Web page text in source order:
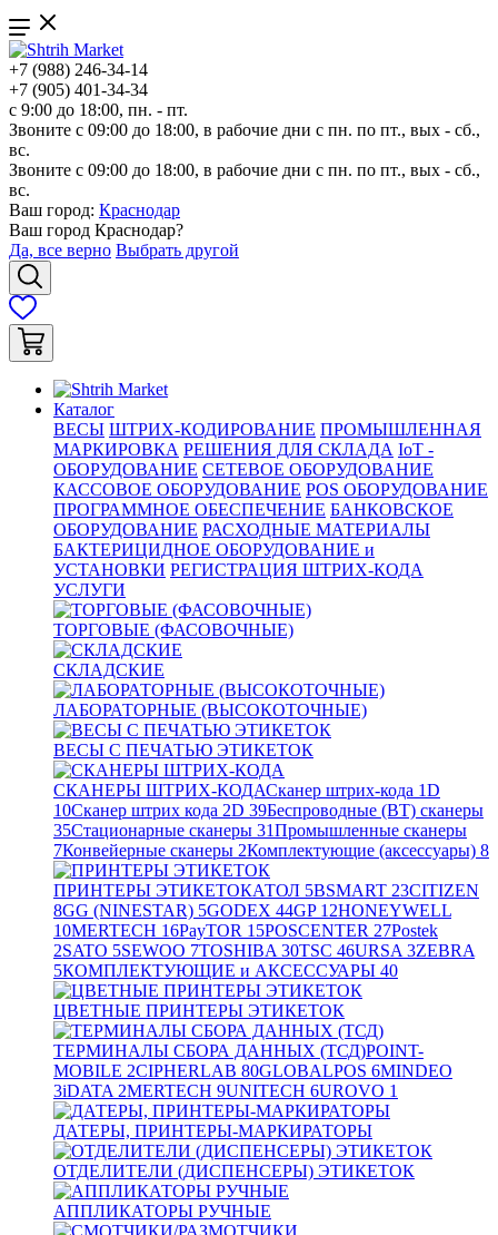
+7 (988) 246-34-14
+7 (905) 401-34-34
с 9:00 до 18:00, пн. - пт.
Звоните с 09:00 до 18:00, в рабочие дни с пн. по пт., вых - сб.,
вс.
Звоните с 09:00 до 18:00, в рабочие дни с пн. по пт., вых - сб.,
вс.
Ваш город: Краснодар
Ваш город Краснодар?
Да, все верно Выбрать другой
Каталог
ВЕСЫ ШТРИХ-КОДИРОВАНИЕ ПРОМЫШЛЕННАЯ
МАРКИРОВКА РЕШЕНИЯ ДЛЯ СКЛАДА IoT -
ОБОРУДОВАНИЕ СЕТЕВОЕ ОБОРУДОВАНИЕ
КАССОВОЕ ОБОРУДОВАНИЕ POS ОБОРУДОВАНИЕ
ПРОГРАММНОЕ ОБЕСПЕЧЕНИЕ БАНКОВСКОЕ
ОБОРУДОВАНИЕ РАСХОДНЫЕ МАТЕРИАЛЫ
БАКТЕРИЦИДНОЕ ОБОРУДОВАНИЕ и
УСТАНОВКИ РЕГИСТРАЦИЯ ШТРИХ-КОДА
УСЛУГИ
ТОРГОВЫЕ (ФАСОВОЧНЫЕ)
СКЛАДСКИЕ
ЛАБОРАТОРНЫЕ (ВЫСОКОТОЧНЫЕ)
ВЕСЫ С ПЕЧАТЬЮ ЭТИКЕТОК
СКАНЕРЫ ШТРИХ-КОДАСканер штрих-кода 1D
10Сканер штрих кода 2D 39Беспроводные (BT) сканеры
35Стационарные сканеры 31Промышленные сканеры
7Конвейерные сканеры 2Комплектующие (аксессуары) 8
ПРИНТЕРЫ ЭТИКЕТОКАТОЛ 5BSMART 23CITIZEN
8GG (NINESTAR) 5GODEX 44GP12HONEYWELL
10MERTECH 16PayTOR 15POSCENTER 27Postek
2SATO 5SEWOO 7TOSHIBA 30TSC 46URSA 3ZEBRA
5КОМПЛЕКТУЮЩИЕ и АКСЕССУАРЫ 40
ЦВЕТНЫЕ ПРИНТЕРЫ ЭТИКЕТОК
ТЕРМИНАЛЫ СБОРА ДАННЫХ (ТСД)POINT-
MOBILE 2CIPHERLAB 80GLOBALPOS 6MINDEO
3iDATA 2MERTECH 9UNITECH 6UROVO 1
ДАТЕРЫ, ПРИНТЕРЫ-МАРКИРАТОРЫ
ОТДЕЛИТЕЛИ (ДИСПЕНСЕРЫ) ЭТИКЕТОК
АППЛИКАТОРЫ РУЧНЫЕ